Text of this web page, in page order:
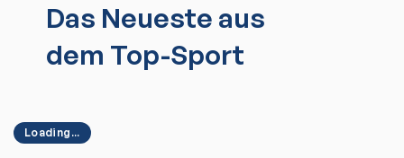
Das Neueste aus
dem Top-Sport
Loading...